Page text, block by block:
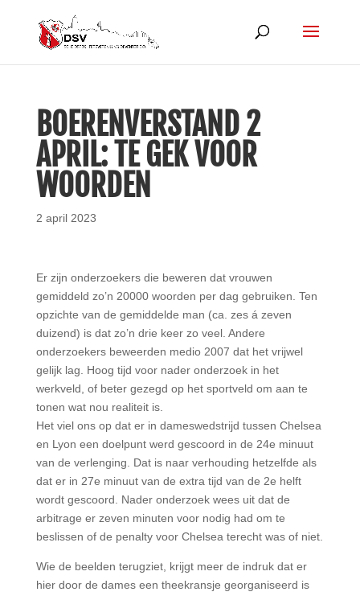
BOERENVERSTAND 2
APRIL: TE GEK VOOR
WOORDEN
2 april 2023
Er zijn onderzoekers die beweren dat vrouwen
gemiddeld zo’n 20000 woorden per dag gebruiken. Ten
opzichte van de gemiddelde man (ca. zes á zeven
duizend) is dat zo’n drie keer zo veel. Andere
onderzoekers beweerden medio 2007 dat het vrijwel
gelijk lag. Hoog tijd voor nader onderzoek in het
werkveld, of beter gezegd op het sportveld om aan te
tonen wat nou realiteit is.
Het viel ons op dat er in dameswedstrijd tussen Chelsea
en Lyon een doelpunt werd gescoord in de 24e minuut
van de verlenging. Dat is naar verhouding hetzelfde als
dat er in 27e minuut van de extra tijd van de 2e helft
wordt gescoord. Nader onderzoek wees uit dat de
arbitrage er zeven minuten voor nodig had om te
beslissen of de penalty voor Chelsea terecht was of niet.
Wie de beelden terugziet, krijgt meer de indruk dat er
hier door de dames een theekransje georganiseerd is